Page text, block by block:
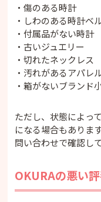
・傷のある時計
・しわのある時計ベ
・付属品がない時計
・古いジュエリー
・切れたネックレス
・汚れがあるアパレ
・箱がないブランド
ただし、状態によっ
になる場合もありま
問い合わせで確認し
OKURAの悪い